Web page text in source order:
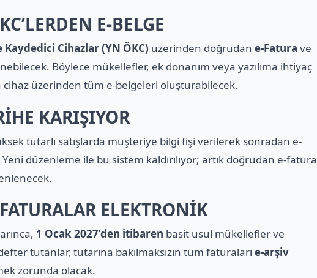
E-BELGE
Cihazlar (YN ÖKC) üzerinden doğrudan e-Fatura ve
Böylece mükellefler, ek donanım veya yazılıma ihtiyaç
cihaz üzerinden tüm e-belgeleri oluşturabilecek.
KARIŞIYOR
tutarlı satışlarda müşteriye bilgi fişi verilerek sonradan e-
düzenleme ile bu sistem kaldırılıyor; artık doğrudan e-fatura
ELEKTRONİK
1 Ocak 2027’den itibaren basit usul mükellefler ve
tutanlar, tutarına bakılmaksızın tüm faturaları e-arşiv
zorunda olacak.